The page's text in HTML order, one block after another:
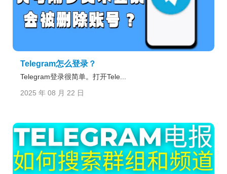
Telegram怎么登录？
Telegram登录很简单。打开Tele...
2025 年 08 月 22 日